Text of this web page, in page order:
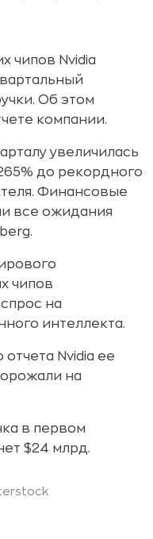
чипов Nvidia
Об этом
компании.
увеличилась
до рекордного
Финансовые
все ожидания
чипов
на
интеллекта.
Nvidia ее
на
в первом
$24 млрд.